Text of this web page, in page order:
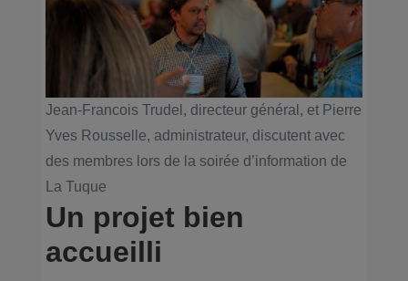
Jean-Francois Trudel, directeur général, et Pierre
Yves Rousselle, administrateur, discutent avec
des membres lors de la soirée d’information de
La Tuque
Un projet bien
accueilli